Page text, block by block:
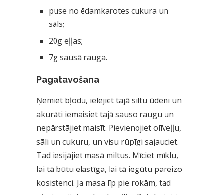
puse no ēdamkarotes cukura un
sāls;
20g eļļas;
7g sausā rauga.
Pagatavošana
Ņemiet bļodu, ielejiet tajā siltu ūdeni un
akurāti iemaisiet tajā sauso raugu un
nepārstājiet maisīt. Pievienojiet olīveļļu,
sāli un cukuru, un visu rūpīgi sajauciet.
Tad iesijājiet masā miltus. Mīciet mīklu,
lai tā būtu elastīga, lai tā iegūtu pareizo
kosistenci. Ja masa līp pie rokām, tad